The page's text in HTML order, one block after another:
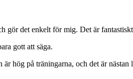
gör det enkelt för mig. Det är
gott att säga.
på träningarna, och det är nästan